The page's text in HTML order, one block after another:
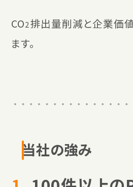
CO2排出量削減と企業価
ます。
当社の強み